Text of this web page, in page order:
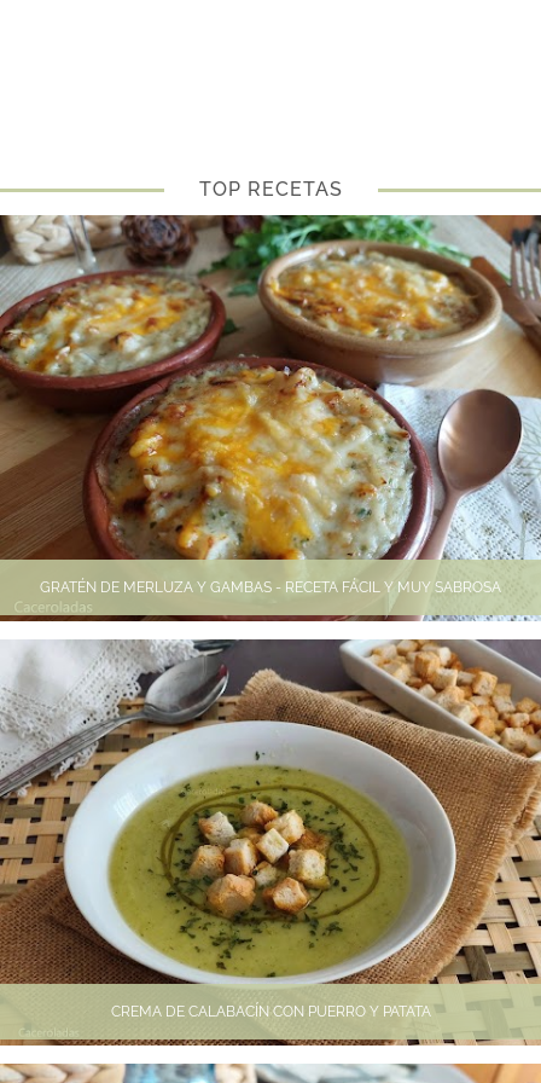
TOP RECETAS
GRATÉN DE MERLUZA Y GAMBAS - RECETA FÁCIL Y MUY SABROSA
CREMA DE CALABACÍN CON PUERRO Y PATATA